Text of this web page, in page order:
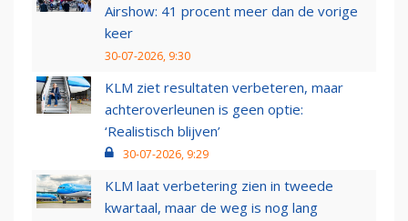
Airshow: 41 procent meer dan de vorige
keer
30-07-2026, 9:30
KLM ziet resultaten verbeteren, maar
achteroverleunen is geen optie:
‘Realistisch blijven’
30-07-2026, 9:29
KLM laat verbetering zien in tweede
kwartaal, maar de weg is nog lang